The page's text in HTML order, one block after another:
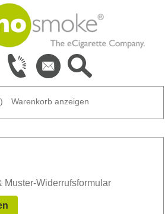
Warenkorb anzeigen
Muster-Widerrufsformular